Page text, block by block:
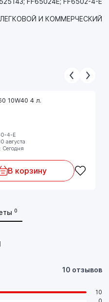
ЛЕГКОВОЙ И КОММЕРЧЕСКИЙ
10W40 4 л.
4-E
августа
Сегодня
В корзину
0
10 отзывов
10